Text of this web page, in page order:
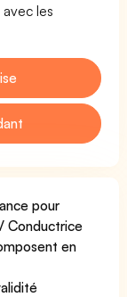
les
pour
Conductrice
en